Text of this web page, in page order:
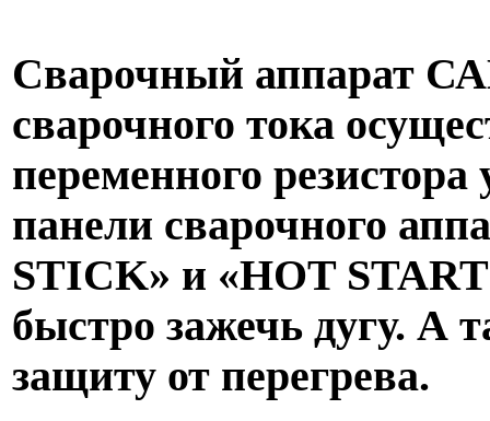
Сварочный аппарат
сварочного тока
переменного резистора
панели сварочного
STICK» и «HOT
быстро зажечь дугу. А
защиту от перегрева.